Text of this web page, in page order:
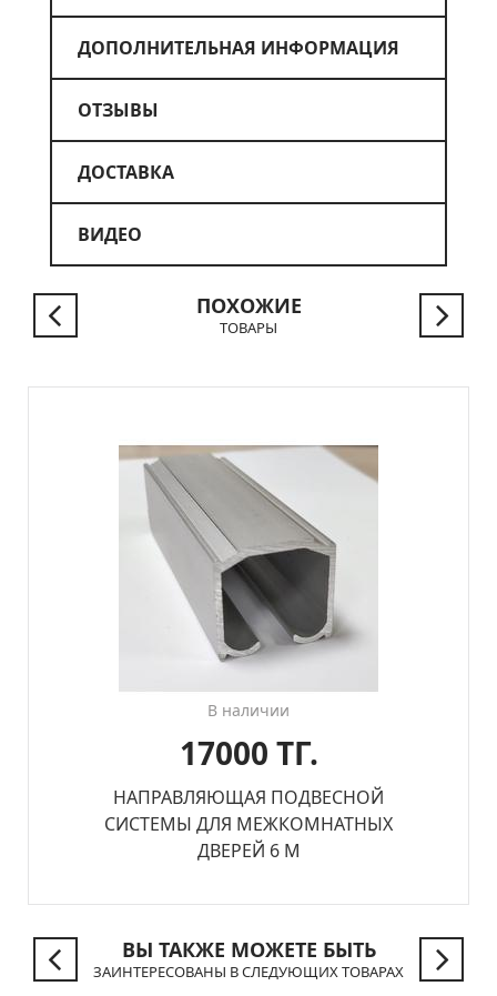
ДОПОЛНИТЕЛЬНАЯ ИНФОРМАЦИЯ
ОТЗЫВЫ
ДОСТАВКА
ВИДЕО
ПОХОЖИЕ
ТОВАРЫ
В наличии
17000 ТГ.
НАПРАВЛЯЮЩАЯ ПОДВЕСНОЙ
СИСТЕМЫ ДЛЯ МЕЖКОМНАТНЫХ
ДВЕРЕЙ 6 М
ВЫ ТАКЖЕ МОЖЕТЕ БЫТЬ
ЗАИНТЕРЕСОВАНЫ В СЛЕДУЮЩИХ ТОВАРАХ